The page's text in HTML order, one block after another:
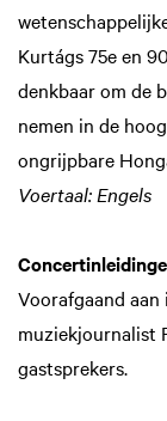
Kurtágs 75e en
denkbaar om de
nemen in de
ongrijpbare
Voertaal: Engels
Voorafgaand
muziekjournalist
gastsprekers.